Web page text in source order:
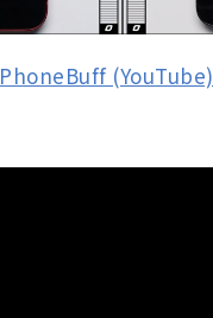
PhoneBuff (YouTube)